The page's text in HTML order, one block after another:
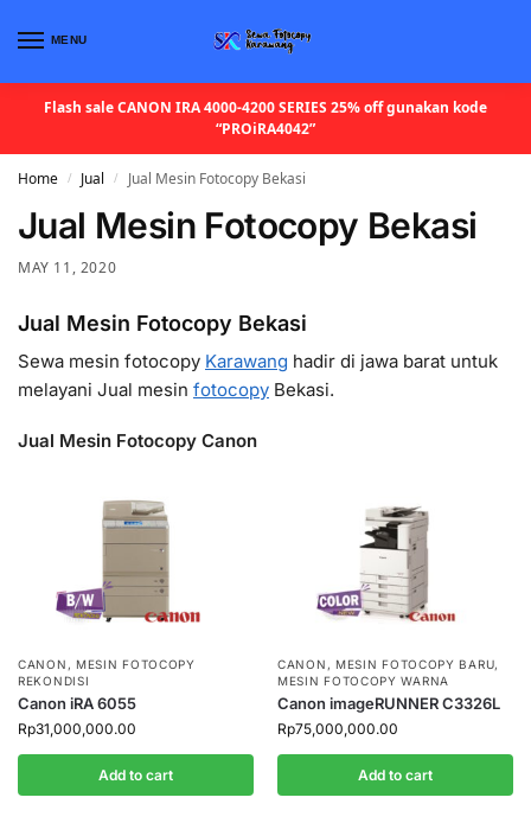
MENU
Flash sale CANON IRA 4000-4200 SERIES 25% off gunakan kode
“PROiRA4042”
Home / Jual / Jual Mesin Fotocopy Bekasi
Jual Mesin Fotocopy Bekasi
MAY 11, 2020
Jual Mesin Fotocopy Bekasi
Sewa mesin fotocopy Karawang hadir di jawa barat untuk
melayani Jual mesin fotocopy Bekasi.
Jual Mesin Fotocopy Canon
CANON , MESIN FOTOCOPY
REKONDISI
Canon iRA 6055
Rp31,000,000.00
Add to cart
CANON , MESIN FOTOCOPY BARU,
MESIN FOTOCOPY WARNA
Canon imageRUNNER C3326L
Rp75,000,000.00
Add to cart